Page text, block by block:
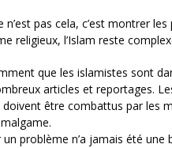
n’est pas cela, c’est montrer
religieux, l’Islam reste
que les islamistes sont
articles et reportages.
être combattus par les
un problème n’a jamais été